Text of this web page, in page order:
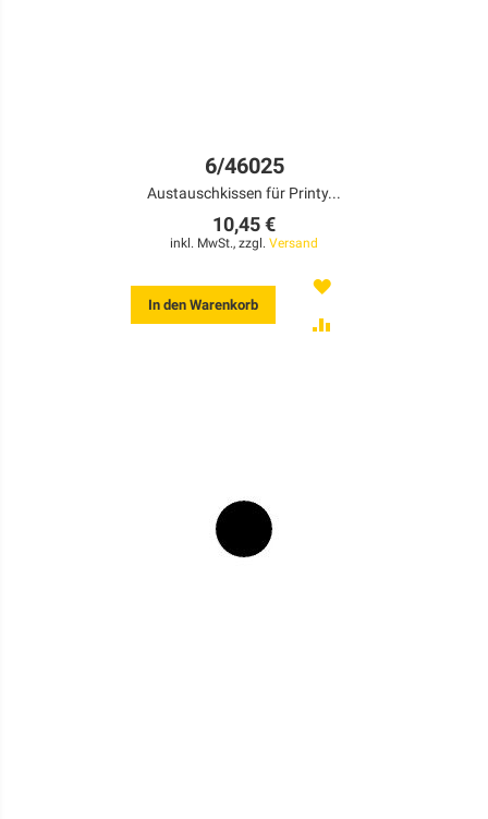
6/46025
Austauschkissen für Printy...
10,45 €
inkl. MwSt., zzgl. Versand
In den Warenkorb
MERKEN